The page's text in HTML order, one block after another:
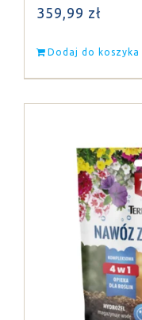
359,99 zł
Dodaj do koszyka